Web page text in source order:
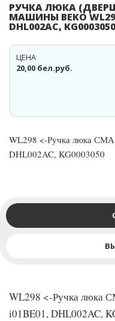
РУЧКА ЛЮКА
МАШИНЫ BEKO
DHL002AC,
20,00 бел.руб.
ЦЕНА
WL298 <-Ручка люка СМА
DHL002AC, KG0003050
WL298 <-Ручка люка
i01BE01, DHL002AC,